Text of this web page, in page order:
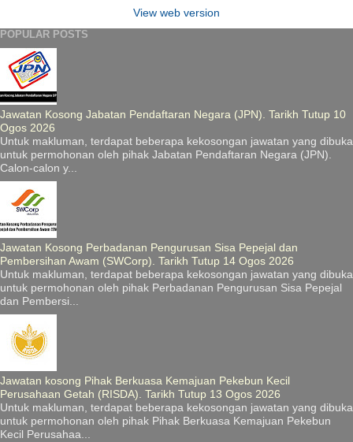
View web version
POPULAR POSTS
Jawatan Kosong Jabatan Pendaftaran Negara (JPN). Tarikh Tutup 10
Ogos 2026
Untuk makluman, terdapat beberapa kekosongan jawatan yang dibuka
untuk permohonan oleh pihak Jabatan Pendaftaran Negara (JPN).
Calon-calon y...
Jawatan Kosong Perbadanan Pengurusan Sisa Pepejal dan
Pembersihan Awam (SWCorp). Tarikh Tutup 14 Ogos 2026
Untuk makluman, terdapat beberapa kekosongan jawatan yang dibuka
untuk permohonan oleh pihak Perbadanan Pengurusan Sisa Pepejal
dan Pembersi...
Jawatan kosong Pihak Berkuasa Kemajuan Pekebun Kecil
Perusahaan Getah (RISDA). Tarikh Tutup 13 Ogos 2026
Untuk makluman, terdapat beberapa kekosongan jawatan yang dibuka
untuk permohonan oleh pihak Pihak Berkuasa Kemajuan Pekebun
Kecil Perusahaa...